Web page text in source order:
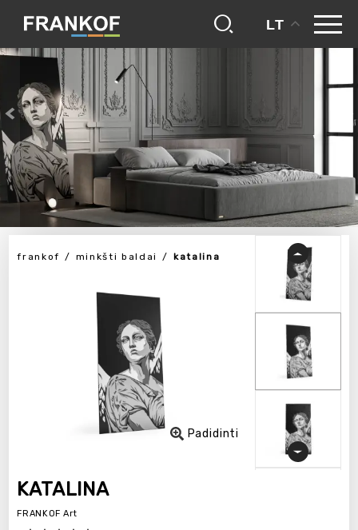
LT
frankof minkšti baldai katalina
Padidinti
KATALINA
FRANKOF Art